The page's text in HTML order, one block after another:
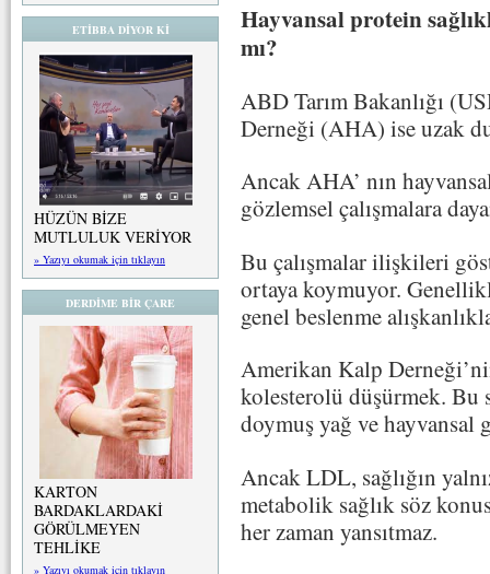
ETİBBA DİYOR Kİ
HÜZÜN BİZE
MUTLULUK VERİYOR
» Yazıyı okumak için tıklayın
DERDİME BİR ÇARE
KARTON
BARDAKLARDAKİ
GÖRÜLMEYEN
TEHLİKE
» Yazıyı okumak için tıklayın
Hayvansal protein
mı?
ABD Tarım Bakanlığı
Derneği (AHA) ise uzak
Ancak AHA’ nın
gözlemsel çalışmalara
Bu çalışmalar ilişkileri
ortaya koymuyor.
genel beslenme
Amerikan Kalp
kolesterolü düşürmek. Bu
doymuş yağ ve hayvansal
Ancak LDL, sağlığın
metabolik sağlık söz
her zaman yansıtmaz.